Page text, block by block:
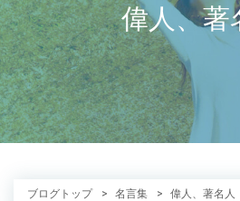
偉人、著
ブログトップ 名言集 偉人、著名人